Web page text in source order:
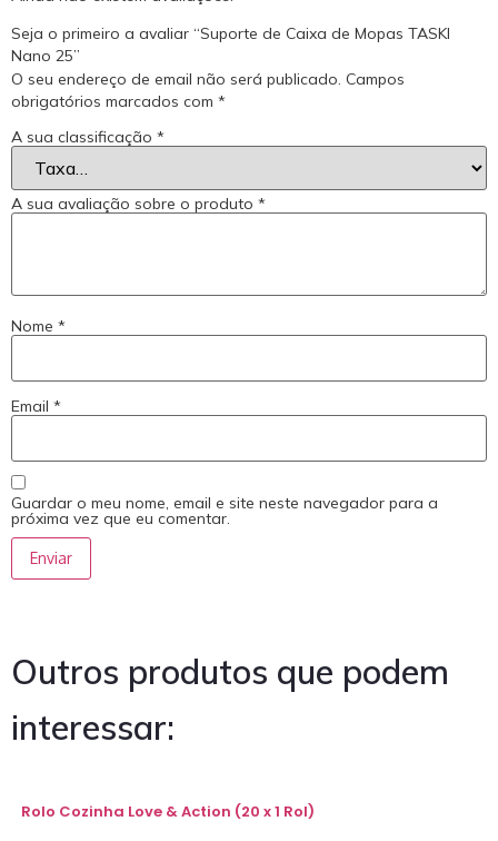
Seja o primeiro a avaliar “Suporte de Caixa de Mopas TASKI
Nano 25”
O seu endereço de email não será publicado. Campos
obrigatórios marcados com *
A sua classificação *
A sua avaliação sobre o produto *
Nome *
Email *
Guardar o meu nome, email e site neste navegador para a
próxima vez que eu comentar.
Outros produtos que podem
interessar:
Rolo Cozinha Love & Action (20 x 1 Rol)